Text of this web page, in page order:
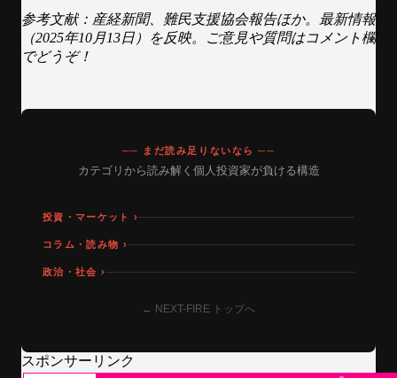
参考文献：産経新聞、難民支援協会報告ほか。最新情報
（2025年10月13日）を反映。ご意見や質問はコメント欄
でどうぞ！
── まだ読み足りないなら ──
カテゴリから読み解く個人投資家が負ける構造
投資・マーケット ›
コラム・読み物 ›
政治・社会 ›
← NEXT-FIRE トップへ
スポンサーリンク